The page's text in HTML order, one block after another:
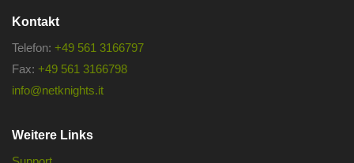
Kontakt
Telefon: +49 561 3166797
Fax: +49 561 3166798
info@netknights.it
Weitere Links